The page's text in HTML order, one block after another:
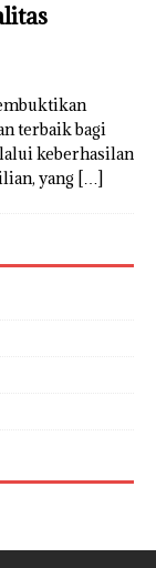
terbaik bagi
keberhasilan
yang […]